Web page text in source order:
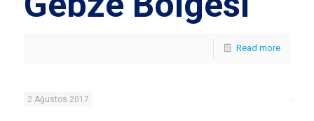
Read more
2 Ağustos 2017